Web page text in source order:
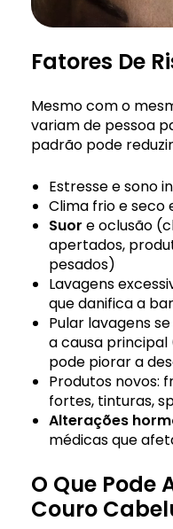
Fatores De
Mesmo com o
variam de pessoa
padrão pode
Estresse e sono
Clima frio e
Suor e oclusão
apertados,
pesados)
Lavagens
que danifica a
Pular lavagens
a causa principal
pode piorar a
Produtos novos:
fortes, tinturas,
Alterações
médicas que
O Que Pode
Couro